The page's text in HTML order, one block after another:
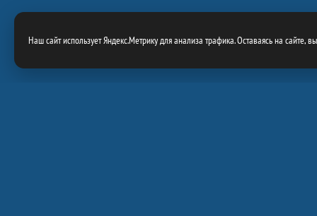
Наш сайт использует Яндекс.Метрику для анализа трафика. Оставаясь на сайте,